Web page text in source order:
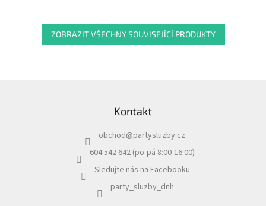
ZOBRAZIT VŠECHNY SOUVISEJÍCÍ PRODUKTY
Kontakt
obchod@partysluzby.cz
604 542 642 (po-pá 8:00-16:00)
Sledujte nás na Facebooku
party_sluzby_dnh